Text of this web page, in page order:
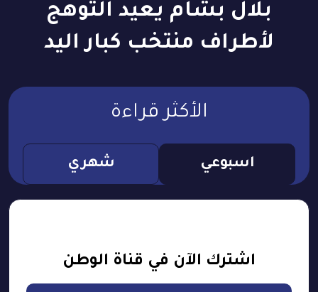
بلال بشام يعيد التوهج
لأطراف منتخب كبار اليد
الأكثر قراءة
اسبوعي شهري
اشترك الآن في قناة الوطن